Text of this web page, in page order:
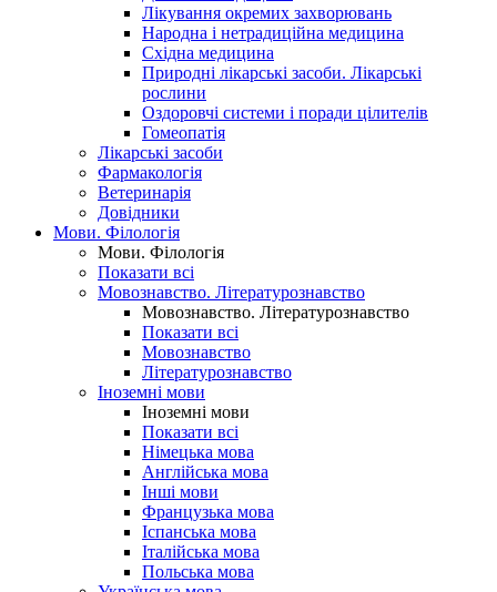
Лікування окремих захворювань
Народна і нетрадиційна медицина
Східна медицина
Природні лікарські засоби. Лікарські
рослини
Оздоровчі системи і поради цілителів
Гомеопатія
Лікарські засоби
Фармакологія
Ветеринарія
Довідники
Мови. Філологія
Мови. Філологія
Показати всі
Мовознавство. Літературознавство
Мовознавство. Літературознавство
Показати всі
Мовознавство
Літературознавство
Іноземні мови
Іноземні мови
Показати всі
Німецька мова
Англійська мова
Інші мови
Французька мова
Іспанська мова
Італійська мова
Польська мова